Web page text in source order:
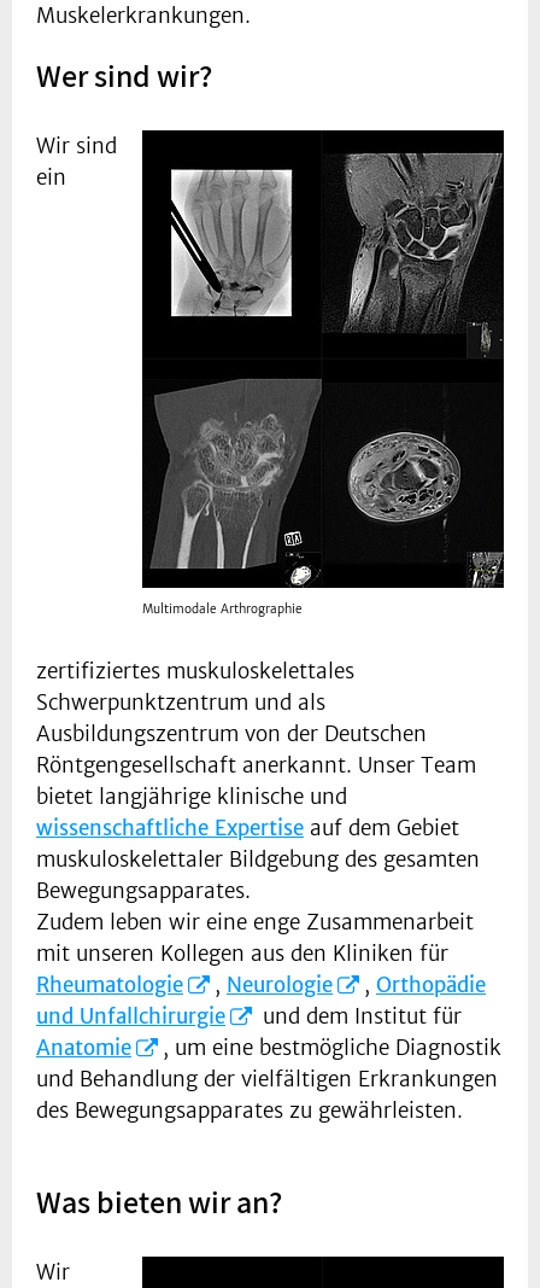
Muskelerkrankungen.
Wer sind wir?
Multimodale Arthrographie
Wir sind
ein
zertifiziertes muskuloskelettales
Schwerpunktzentrum und als
Ausbildungszentrum von der Deutschen
Röntgengesellschaft anerkannt. Unser Team
bietet langjährige klinische und
wissenschaftliche Expertise auf dem Gebiet
muskuloskelettaler Bildgebung des gesamten
Bewegungsapparates.
Zudem leben wir eine enge Zusammenarbeit
mit unseren Kollegen aus den Kliniken für
Rheumatologie
, Neurologie , Orthopädie
und Unfallchirurgie
und dem Institut für
Anatomie
, um eine bestmögliche Diagnostik
und Behandlung der vielfältigen Erkrankungen
des Bewegungsapparates zu gewährleisten.
Was bieten wir an?
Wir